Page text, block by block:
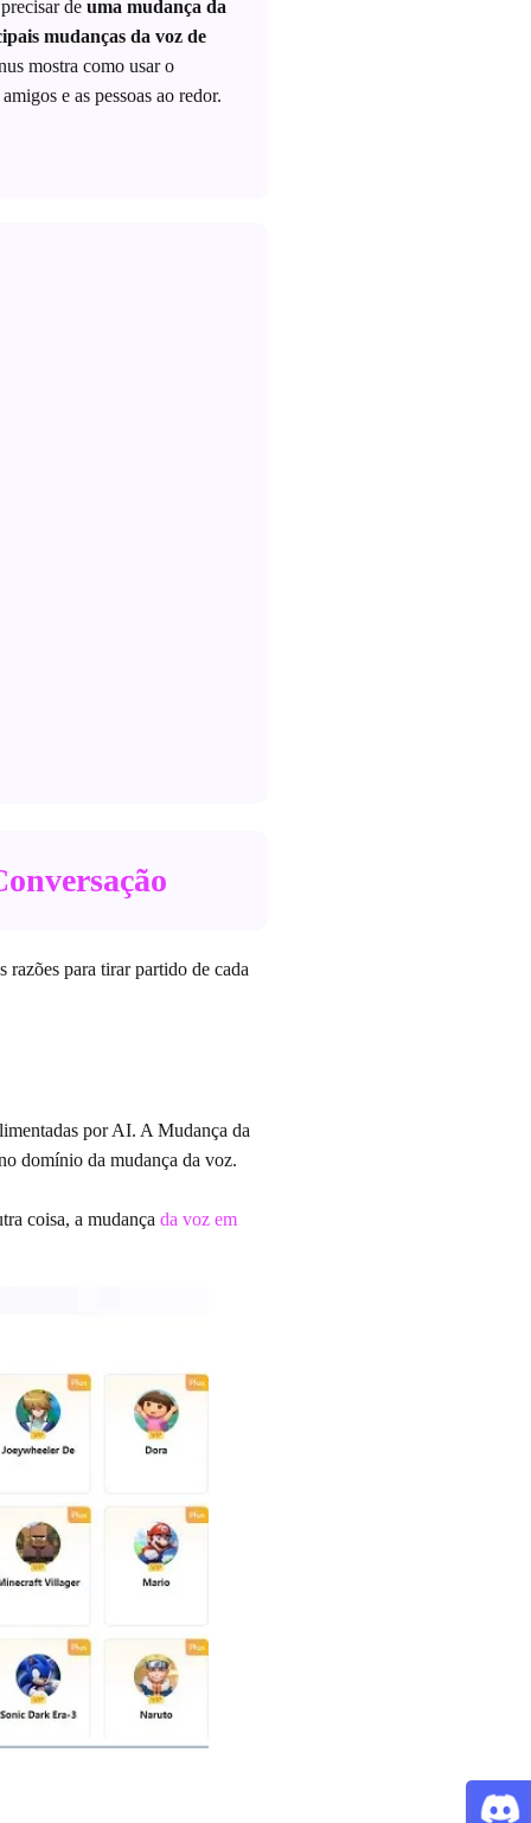
de uma mudança da
mudanças da voz de
mostra como usar o
e as pessoas ao redor.
razões para tirar partido de cada
por AI. A Mudança da
domínio da mudança da voz.
coisa, a mudança da voz em